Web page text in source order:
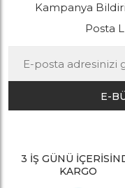
Kampanya
Posta
E-
3 İŞ GÜNÜ
KARGO